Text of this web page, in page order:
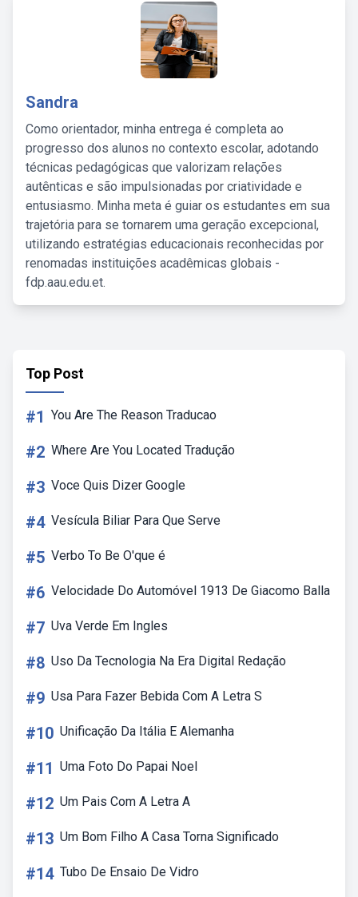
Sandra
Como orientador, minha entrega é completa ao
progresso dos alunos no contexto escolar, adotando
técnicas pedagógicas que valorizam relações
autênticas e são impulsionadas por criatividade e
entusiasmo. Minha meta é guiar os estudantes em sua
trajetória para se tornarem uma geração excepcional,
utilizando estratégias educacionais reconhecidas por
renomadas instituições acadêmicas globais -
fdp.aau.edu.et.
Top Post
#1 You Are The Reason Traducao
#2 Where Are You Located Tradução
#3 Voce Quis Dizer Google
#4 Vesícula Biliar Para Que Serve
#5 Verbo To Be O'que é
#6 Velocidade Do Automóvel 1913 De Giacomo Balla
#7 Uva Verde Em Ingles
#8 Uso Da Tecnologia Na Era Digital Redação
#9 Usa Para Fazer Bebida Com A Letra S
#10 Unificação Da Itália E Alemanha
#11 Uma Foto Do Papai Noel
#12 Um Pais Com A Letra A
#13 Um Bom Filho A Casa Torna Significado
#14 Tubo De Ensaio De Vidro